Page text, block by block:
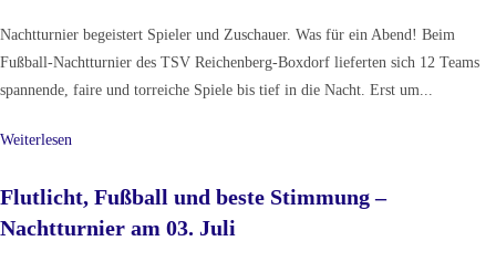
Nachtturnier begeistert Spieler und Zuschauer. Was für ein Abend! Beim
Fußball-Nachtturnier des TSV Reichenberg-Boxdorf lieferten sich 12 Teams
spannende, faire und torreiche Spiele bis tief in die Nacht. Erst um...
Weiterlesen
Flutlicht, Fußball und beste Stimmung –
Nachtturnier am 03. Juli